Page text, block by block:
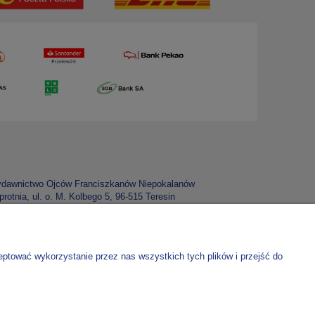
Ojców Franciszkanów Niepokalanów
ul. o. M. Kolbego 5, 96-515 Teresin
wykorzystanie przez nas wszystkich tych plików i przejść do